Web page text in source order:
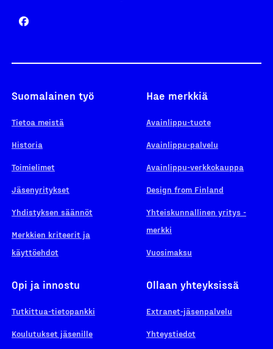
Suomalainen työ
Tietoa meistä
Historia
Toimielimet
Jäsenyritykset
Yhdistyksen säännöt
Merkkien kriteerit ja
käyttöehdot
Hae merkkiä
Avainlippu-tuote
Avainlippu-palvelu
Avainlippu-verkkokauppa
Design from Finland
Yhteiskunnallinen yritys -
merkki
Vuosimaksu
Opi ja innostu
Tutkittua-tietopankki
Koulutukset jäsenille
Ollaan yhteyksissä
Extranet-jäsenpalvelu
Yhteystiedot